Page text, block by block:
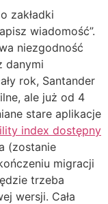
zakładki
wiadomość”.
niezgodność
danymi
rok, Santander
ale już od 4
stare aplikacje
index dostępny
(zostanie
migracji
trzeba
wersji. Cała